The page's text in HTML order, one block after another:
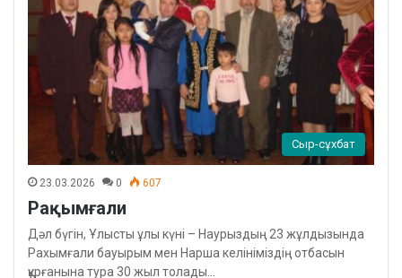
Сыр-сұхбат
23.03.2026 0 607
Рақымғали
Дәл бүгін, Ұлысты ұлы күні – Наурыздың 23 жұлдызында
Рахымғали бауырым мен Нарша келініміздің отбасын
құрғанына тура 30 жыл толады…